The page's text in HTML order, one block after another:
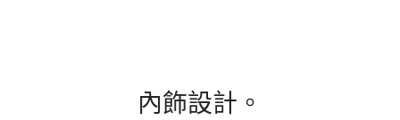
內飾設計。